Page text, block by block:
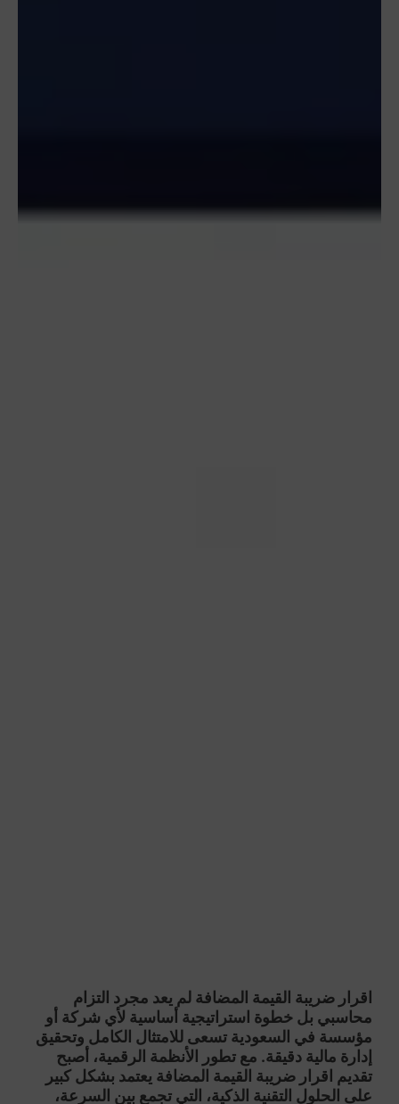
اقرار ضريبة القيمة المضافة لم يعد مجرد التزام
محاسبي بل خطوة استراتيجية أساسية لأي شركة أو
مؤسسة في السعودية تسعى للامتثال الكامل وتحقيق
إدارة مالية دقيقة. مع تطور الأنظمة الرقمية، أصبح
تقديم اقرار ضريبة القيمة المضافة يعتمد بشكل كبير
على الحلول التقنية الذكية، التي تجمع بين السرعة،